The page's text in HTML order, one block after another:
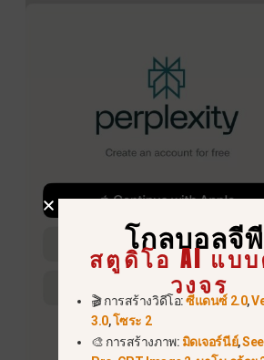
โกลบอลจี
สตูดิโอ AI แบ
วงจร
🎬 การสร้างวิดีโอ:ซีแดนซ์ 2.0,
3.0,โซระ 2
🎨 การสร้างภาพ: มิดเจอร์นีย์,